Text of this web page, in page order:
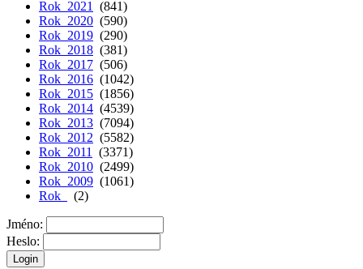
Rok 2021
(841)
Rok 2020 (590)
Rok 2019 (290)
Rok 2018 (381)
Rok 2017 (506)
Rok 2016 (1042)
Rok 2015 (1856)
Rok 2014 (4539)
Rok 2013 (7094)
Rok 2012 (5582)
Rok 2011
(3371)
Rok 2010 (2499)
Rok 2009 (1061)
Rok
(2)
Jméno:
Heslo: